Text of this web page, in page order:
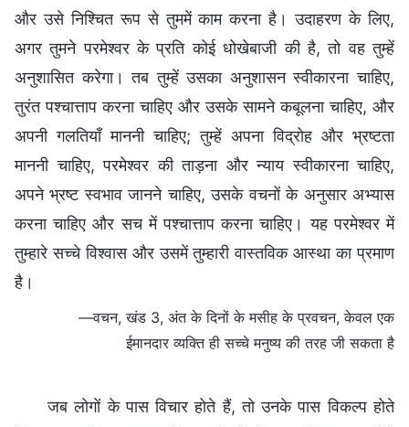
और उसे निश्चित रूप से तुममें काम करना है। उदाहरण के लिए,
अगर तुमने परमेश्वर के प्रति कोई धोखेबाजी की है, तो वह तुम्हें
अनुशासित करेगा। तब तुम्हें उसका अनुशासन स्वीकारना चाहिए,
तुरंत पश्चात्ताप करना चाहिए और उसके सामने कबूलना चाहिए, और
अपनी गलतियाँ माननी चाहिए; तुम्हें अपना विद्रोह और भ्रष्टता
माननी चाहिए, परमेश्वर की ताड़ना और न्याय स्वीकारना चाहिए,
अपने भ्रष्ट स्वभाव जानने चाहिए, उसके वचनों के अनुसार अभ्यास
करना चाहिए और सच में पश्चात्ताप करना चाहिए। यह परमेश्वर में
तुम्हारे सच्चे विश्वास और उसमें तुम्हारी वास्तविक आस्था का प्रमाण
है।
—वचन, खंड 3, अंत के दिनों के मसीह के प्रवचन, केवल एक
ईमानदार व्यक्ति ही सच्चे मनुष्य की तरह जी सकता है
जब लोगों के पास विचार होते हैं, तो उनके पास विकल्प होते